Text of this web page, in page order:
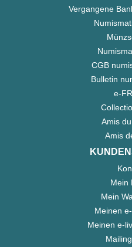
Vergangene
CGB
Bulletin
e-
Amis
Amis
Mein
Mein
Meinen
Meinen e-